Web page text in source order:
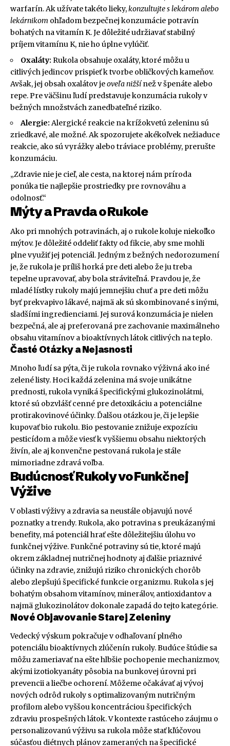
warfarín. Ak užívate takéto lieky,konzultujte s lekárom alebo
lekárnikom ohľadom bezpečnej konzumácie potravín
bohatých na vitamín K. Je dôležité udržiavať stabilný
príjem vitamínu K, nie ho úplne vylúčiť.
Oxaláty: Rukola obsahuje oxaláty, ktoré môžu u
citlivých jedincov prispieť k tvorbe obličkových kameňov.
Avšak, jej obsah oxalátov jeoveľa nižšínež v špenáte alebo
repe. Pre väčšinu ľudí predstavuje konzumácia rukoly v
bežných množstvách zanedbateľné riziko.
Alergie: Alergické reakcie na krížokvetú zeleninu sú
zriedkavé, ale možné. Ak spozorujete akékoľvek nežiaduce
reakcie, ako sú vyrážky alebo tráviace problémy, prerušte
konzumáciu.
„Zdravie nie je cieľ, ale cesta, na ktorej nám príroda
ponúka tie najlepšie prostriedky pre rovnováhu a
odolnosť.“
Mýty a Pravda o Rukole
Ako pri mnohých potravinách, aj o rukole koluje niekoľko
mýtov. Je dôležité oddeliť fakty od fikcie, aby sme mohli
plne využiť jej potenciál. Jedným z bežných nedorozumení
je, že rukola je príliš horká pre deti alebo že ju treba
tepelne upravovať, aby bola stráviteľná. Pravdou je, že
mladé lístky rukoly majú jemnejšiu chuť a pre deti môžu
byť prekvapivo lákavé, najmä ak sú skombinované s inými,
sladšími ingredienciami. Jej surová konzumácia je nielen
bezpečná, ale aj preferovaná pre zachovanie maximálneho
obsahu vitamínov a bioaktívnych látok citlivých na teplo.
Časté Otázky a Nejasnosti
Mnoho ľudí sa pýta, či je rukola rovnako výživná ako iné
zelené listy. Hoci každá zelenina má svoje unikátne
prednosti, rukola vyniká špecifickými glukozinolátmi,
ktoré sú obzvlášť cenné pre detoxikáciu a potenciálne
protirakovinové účinky. Ďalšou otázkou je, či je lepšie
kupovať bio rukolu. Bio pestovanie znižuje expozíciu
pesticídom a môže viesť k vyššiemu obsahu niektorých
živín, ale aj konvenčne pestovaná rukola je stále
mimoriadne zdravá voľba.
Budúcnosť Rukoly vo Funkčnej
Výžive
V oblasti výživy a zdravia sa neustále objavujú nové
poznatky a trendy. Rukola, ako potravina s preukázanými
benefity, má potenciál hrať ešte dôležitejšiu úlohu vo
funkčnej výžive. Funkčné potraviny sú tie, ktoré majú
okrem základnej nutričnej hodnoty aj ďalšie priaznivé
účinky na zdravie, znižujú riziko chronických chorôb
alebo zlepšujú špecifické funkcie organizmu. Rukola s jej
bohatým obsahom vitamínov, minerálov, antioxidantov a
najmä glukozinolátov dokonale zapadá do tejto kategórie.
Nové Objavovanie Starej Zeleniny
Vedecký výskum pokračuje v odhaľovaní plného
potenciálu bioaktívnych zlúčenín rukoly. Budúce štúdie sa
môžu zameriavať na ešte hlbšie pochopenie mechanizmov,
akými izotiokyanáty pôsobia na bunkovej úrovni pri
prevencii a liečbe ochorení. Môžeme očakávať aj vývoj
nových odrôd rukoly s optimalizovaným nutričným
profilom alebo vyššou koncentráciou špecifických
zdraviu prospešných látok. V kontexte rastúceho záujmu o
personalizovanú výživu sa rukola môže stať kľúčovou
súčasťou diétnych plánov zameraných na špecifické